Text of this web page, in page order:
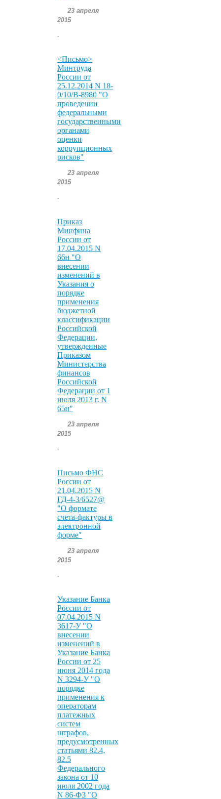
23 апреля
2015
<Письмо>
Минтруда
России от
25.12.2014 N 18-
0/10/В-8980 "О
проведении
федеральными
государственными
органами
оценки
коррупционных
рисков"
23 апреля
2015
.
Приказ
Минфина
России от
17.04.2015 N
66н "О
внесении
изменений в
Указания о
порядке
применения
бюджетной
классификации
Российской
Федерации,
утвержденные
Приказом
Министерства
финансов
Российской
Федерации от 1
июля 2013 г. N
65н"
23 апреля
2015
Письмо ФНС
России от
21.04.2015 N
ГД-4-3/6527@
"О формате
счета-фактуры в
электронной
форме"
23 апреля
2015
Указание Банка
России от
07.04.2015 N
3617-У "О
внесении
изменений в
Указание Банка
России от 25
июня 2014 года
N 3294-У "О
порядке
применения к
операторам
платежных
систем
штрафов,
предусмотренных
статьями 82.4,
82.5
Федерального
закона от 10
июля 2002 года
N 86-ФЗ "О